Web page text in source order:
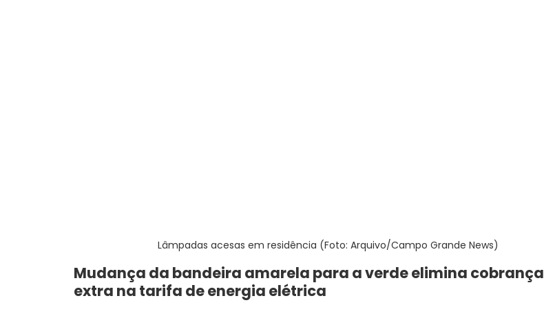
Lâmpadas acesas em residência (Foto: Arquivo/Campo Grande News)
Mudança da bandeira amarela para a verde elimina cobrança
extra na tarifa de energia elétrica